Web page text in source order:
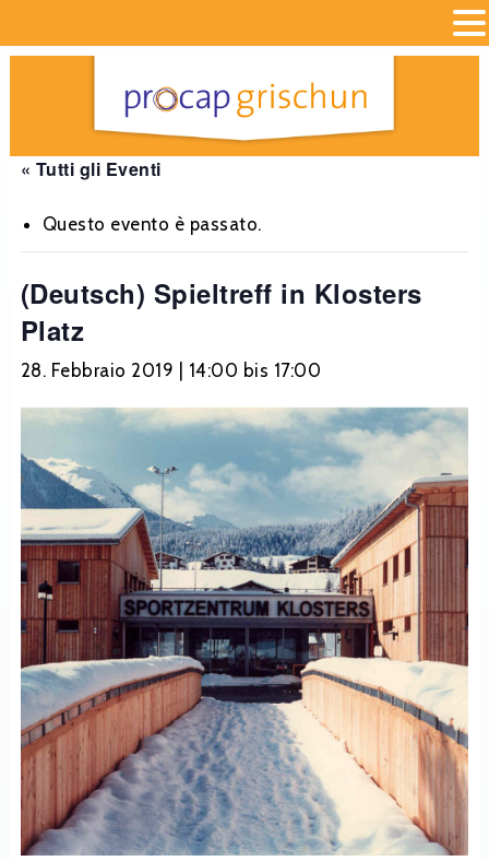
« Tutti gli Eventi
Questo evento è passato.
(Deutsch) Spieltreff in Klosters
Platz
28. Febbraio 2019 | 14:00 bis 17:00